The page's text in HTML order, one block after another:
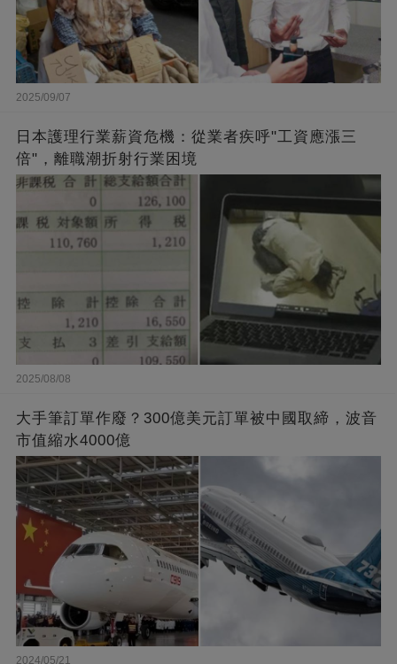
2025/09/07
日本護理行業薪資危機：從業者疾呼"工資應漲三
倍"，離職潮折射行業困境
2025/08/08
大手筆訂單作廢？300億美元訂單被中國取締，波音
市值縮水4000億
2024/05/21